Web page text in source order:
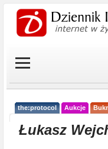
the:protocol Aukcje
Łukasz